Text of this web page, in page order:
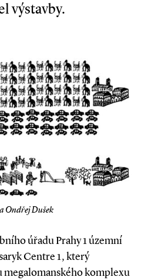
výstavby.
Ondřej Dušek
úřadu Prahy 1 územní
Centre 1, který
megalomanského komplexu